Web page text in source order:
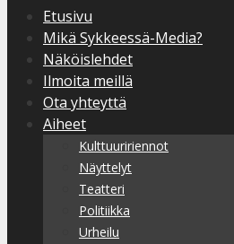
Etusivu
Mikä Sykkeessä-Media?
Näköislehdet
Ilmoita meillä
Ota yhteyttä
Aiheet
Kulttuuririennot
Näyttelyt
Teatteri
Politiikka
Urheilu